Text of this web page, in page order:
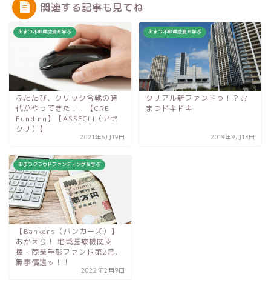
関連する記事も見てね
おまつ不動産投資を学ぶ
ふたたび、クリック合戦の時
代がやってきた！！【CRE
Funding】【ASSECLI（アセ
クリ）】
2021年6月19日
おまつ不動産投資を学ぶ
クリアル新ファンドっ！？お
まつドキドキ
2019年9月13日
おまつクラウドファンディングを学ぶ
【Bankers（バンカーズ）】
おかえり！ 地域医療機関支
援・商業手形ファンド第2号、
無事償還ッ！！
2022年2月9日